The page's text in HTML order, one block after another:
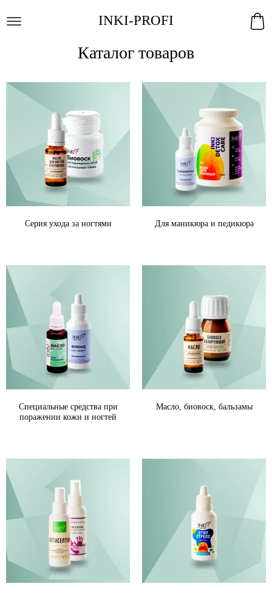
INKI-PROFI
Каталог товаров
Серия ухода за ногтями Для маникюра и педикюра
Специальные средства при
поражении кожи и ногтей
Масло, биовоск, бальзамы